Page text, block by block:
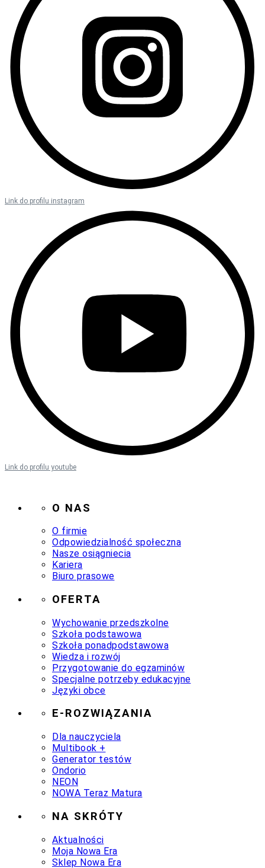
Link do profilu instagram
Link do profilu youtube
O NAS
O firmie
Odpowiedzialność społeczna
Nasze osiągniecia
Kariera
Biuro prasowe
OFERTA
Wychowanie przedszkolne
Szkoła podstawowa
Szkoła ponadpodstawowa
Wiedza i rozwój
Przygotowanie do egzaminów
Specjalne potrzeby edukacyjne
Języki obce
E-ROZWIĄZANIA
Dla nauczyciela
Multibook +
Generator testów
Ondorio
NEON
NOWA Teraz Matura
NA SKRÓTY
Aktualności
Moja Nowa Era
Sklep Nowa Era